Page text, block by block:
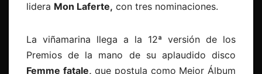
lidera Mon Laferte, con tres nominaciones.
La viñamarina llega a la 12ª versión de los
Premios de la mano de su aplaudido disco
Femme fatale, que postula como Mejor Álbum